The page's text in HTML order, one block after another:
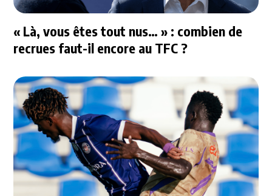
« Là, vous êtes tout nus… » : combien de
recrues faut-il encore au TFC ?